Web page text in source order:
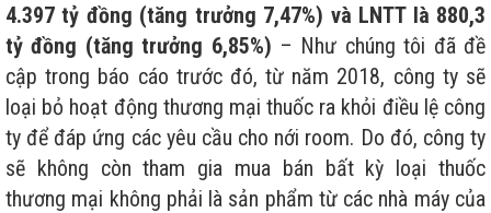
4.397 tỷ đồng (tăng trưởng 7,47%) và LNTT là 880,3
tỷ đồng (tăng trưởng 6,85%) – Như chúng tôi đã đề
cập trong báo cáo trước đó, từ năm 2018, công ty sẽ
loại bỏ hoạt động thương mại thuốc ra khỏi điều lệ công
ty để đáp ứng các yêu cầu cho nới room. Do đó, công ty
sẽ không còn tham gia mua bán bất kỳ loại thuốc
thương mại không phải là sản phẩm từ các nhà máy của